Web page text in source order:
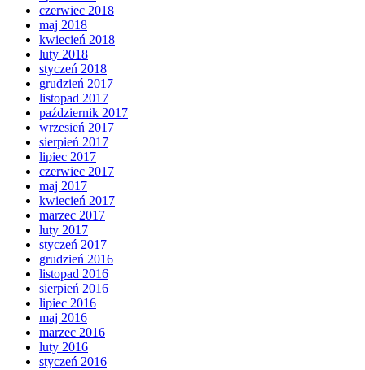
czerwiec 2018
maj 2018
kwiecień 2018
luty 2018
styczeń 2018
grudzień 2017
listopad 2017
październik 2017
wrzesień 2017
sierpień 2017
lipiec 2017
czerwiec 2017
maj 2017
kwiecień 2017
marzec 2017
luty 2017
styczeń 2017
grudzień 2016
listopad 2016
sierpień 2016
lipiec 2016
maj 2016
marzec 2016
luty 2016
styczeń 2016